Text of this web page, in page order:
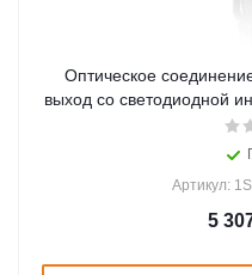
Оптическое
выход со светодиодной
Артикул:
5